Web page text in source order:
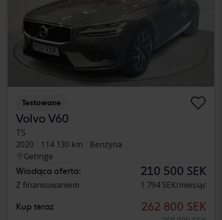
Testowane
Volvo V60
T5
2020
114 130 km
Benzyna
Getinge
Wiodąca oferta: 210 500 SEK
Z finansowaniem 1 794 SEK/miesiąc
Kup teraz 262 800 SEK